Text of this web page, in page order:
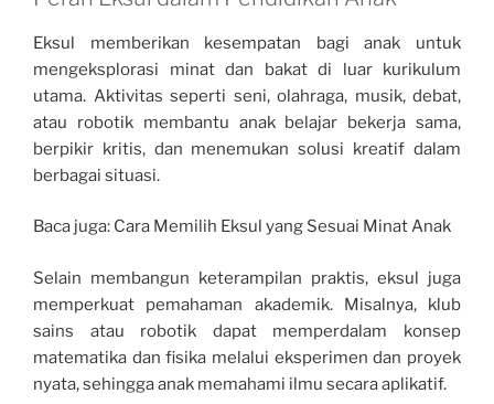
Eksul memberikan kesempatan bagi anak untuk
mengeksplorasi minat dan bakat di luar kurikulum
utama. Aktivitas seperti seni, olahraga, musik, debat,
atau robotik membantu anak belajar bekerja sama,
berpikir kritis, dan menemukan solusi kreatif dalam
berbagai situasi.
Baca juga: Cara Memilih Eksul yang Sesuai Minat Anak
Selain membangun keterampilan praktis, eksul juga
memperkuat pemahaman akademik. Misalnya, klub
sains atau robotik dapat memperdalam konsep
matematika dan fisika melalui eksperimen dan proyek
nyata, sehingga anak memahami ilmu secara aplikatif.